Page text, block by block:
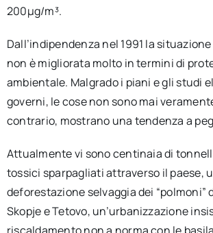
200µg/m³.
Dall’indipendenza nel 1991 la
non è migliorata molto in termini di
ambientale. Malgrado i piani e gli studi
governi, le cose non sono mai
contrario, mostrano una tendenza a
Attualmente vi sono centinaia di
tossici sparpagliati attraverso il paese,
deforestazione selvaggia dei “polmoni”
Skopje e Tetovo, un’urbanizzazione